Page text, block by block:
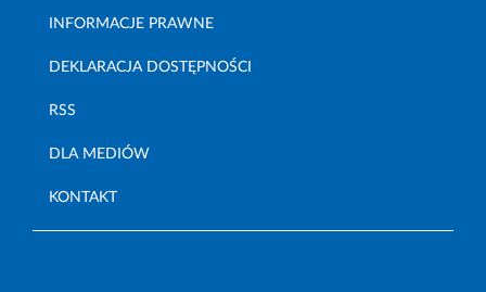
INFORMACJE PRAWNE
DEKLARACJA DOSTĘPNOŚCI
RSS
DLA MEDIÓW
KONTAKT